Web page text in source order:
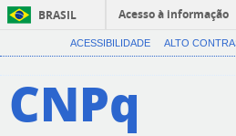
BRASIL
Acesso à informação
ACESSIBILIDADE ALTO
CNPq